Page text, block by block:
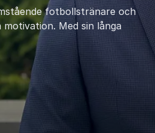
fotbollstränare och
Med sin långa